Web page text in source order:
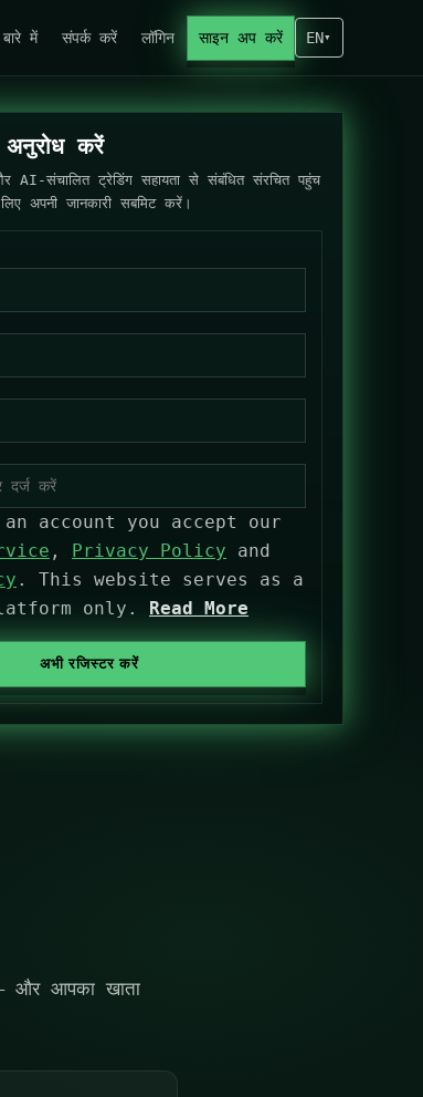
में संपर्क करें लॉगिन साइन अप करें EN▾
करें
AI-संचालित ट्रेडिंग सहायता से संबंधित संरचित पहुंच
अपनी जानकारी सबमिट करें।
account you accept our
, Privacy Policy and
. This website serves as a
only. Read More
अभी रजिस्टर करें
और आपका खाता